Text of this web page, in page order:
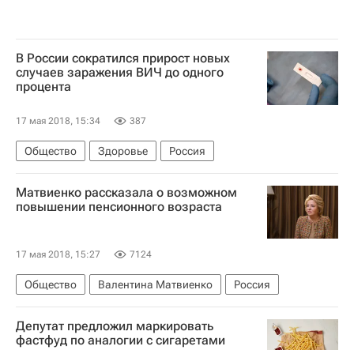
В России сократился прирост новых
случаев заражения ВИЧ до одного
процента
17 мая 2018, 15:34 387
Общество Здоровье Россия
Матвиенко рассказала о возможном
повышении пенсионного возраста
17 мая 2018, 15:27 7124
Общество Валентина Матвиенко Россия
Депутат предложил маркировать
фастфуд по аналогии с сигаретами